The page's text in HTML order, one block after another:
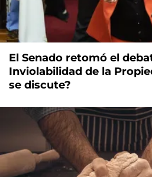
El Senado retomó el
Inviolabilidad de la
se discute?